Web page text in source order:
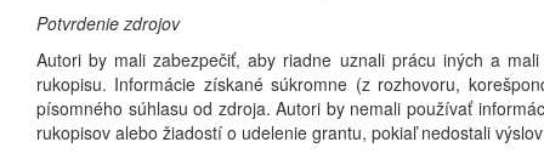
Potvrdenie zdrojov
Autori by mali zabezpečiť, aby riadne uznali prácu iných a
rukopisu. Informácie získané súkromne (z rozhovoru,
písomného súhlasu od zdroja. Autori by nemali používať
rukopisov alebo žiadostí o udelenie grantu, pokiaľ nedostali